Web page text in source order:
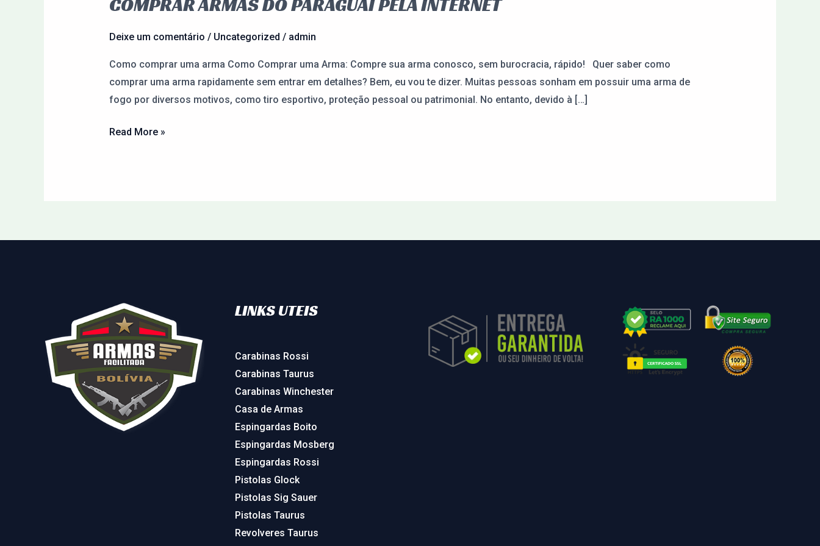
COMPRAR ARMAS DO PARAGUAI PELA INTERNET
Deixe um comentário / Uncategorized / admin
Como comprar uma arma Como Comprar uma Arma: Compre sua arma conosco, sem burocracia, rápido! Quer saber como
comprar uma arma rapidamente sem entrar em detalhes? Bem, eu vou te dizer. Muitas pessoas sonham em possuir uma arma de
fogo por diversos motivos, como tiro esportivo, proteção pessoal ou patrimonial. No entanto, devido à […]
do
Internet
Read More »
LINKS UTEIS
Carabinas Rossi
Carabinas Taurus
Carabinas Winchester
Casa de Armas
Espingardas Boito
Espingardas Mosberg
Espingardas Rossi
Pistolas Glock
Pistolas Sig Sauer
Pistolas Taurus
Revolveres Taurus